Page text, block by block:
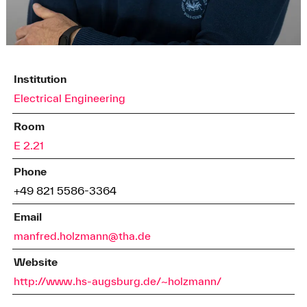
Institution
Electrical Engineering
Room
E 2.21
Phone
+49 821 5586-3364
Email
manfred.holzmann@tha.de
Website
http://www.hs-augsburg.de/~holzmann/